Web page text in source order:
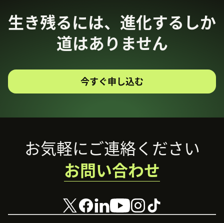
生き残るには、進化するしか
道はありません
今すぐ申し込む
Footerお気軽にご連絡ください
お問い合わせ